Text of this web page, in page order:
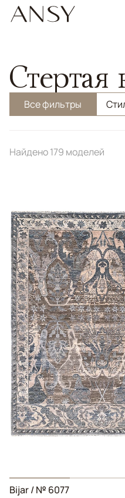
Стертая
Все фильтры
Найдено 179 моделей
Bijar/ № 6077